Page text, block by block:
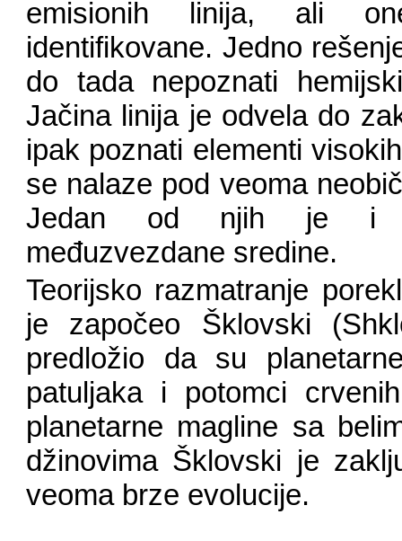
emisionih linija, ali
identifikovane. Jedno
do tada nepoznati
Jačina linija je odvela do
ipak poznati elementi
se nalaze pod veoma
Jedan od njih je i
međuzvezdane sredine.
Teorijsko razmatranje
je započeo Šklovski
predložio da su
patuljaka i potomci
planetarne magline sa
džinovima Šklovski je
veoma brze evolucije.